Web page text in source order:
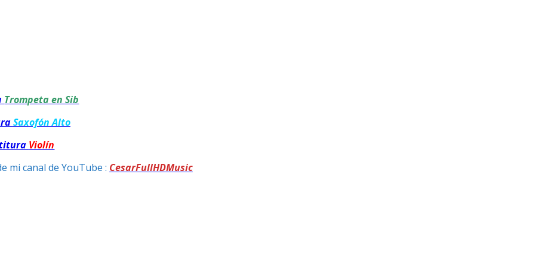
Trompeta en Sib
Saxofón Alto
Violín
mi canal de YouTube : CesarFullHDMusic